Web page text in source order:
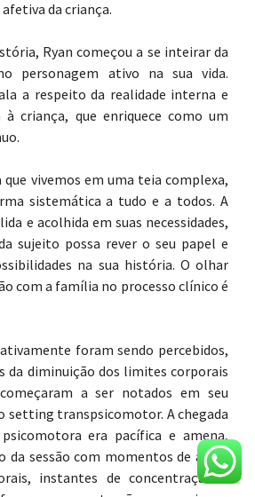
da criança.
Ryan começou a se inteirar da
personagem ativo na sua vida.
a respeito da realidade interna e
à criança, que enriquece como um
que vivemos em uma teia complexa,
sistemática a tudo e a todos. A
e acolhida em suas necessidades,
sujeito possa rever o seu papel e
na sua história. O olhar
com a família no processo clínico é
foram sendo percebidos,
da diminuição dos limites corporais
a ser notados em seu
transpsicomotor. A chegada
era pacífica e amena,
da sessão com momentos de ação,
instantes de concentração e